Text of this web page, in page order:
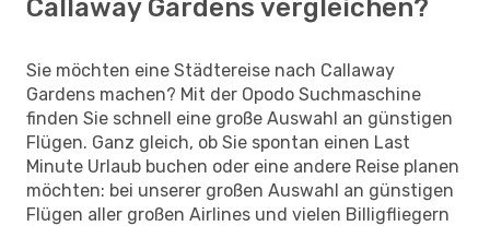
Callaway Gardens vergleichen?
Sie möchten eine Städtereise nach Callaway
Gardens machen? Mit der Opodo Suchmaschine
finden Sie schnell eine große Auswahl an günstigen
Flügen. Ganz gleich, ob Sie spontan einen Last
Minute Urlaub buchen oder eine andere Reise planen
möchten: bei unserer großen Auswahl an günstigen
Flügen aller großen Airlines und vielen Billigfliegern